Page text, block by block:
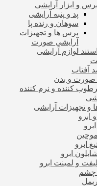
برس و ابزار آرایشی
پد و پنبه آرایشی
سوهان و رنده پا
برس ها و تجهیزات
آرایشی صورت
استند لوازم آرایشی
آفتاب
و بدن
کننده و نرم کننده
و تجهیزات آرایشی
ابرو
موچین
ابرو
شابلون ابرو
لیفت و لمینت ابرو
چشم
ریمل